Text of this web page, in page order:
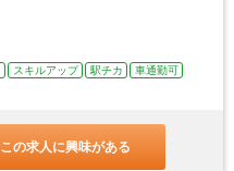
スキルアップ 駅チカ
車通勤可
この求人に興味がある